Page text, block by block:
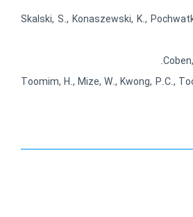
Skalski, S., Konaszewski, K.,
Toomim, H., Mize, W., Kwong, P.C.,